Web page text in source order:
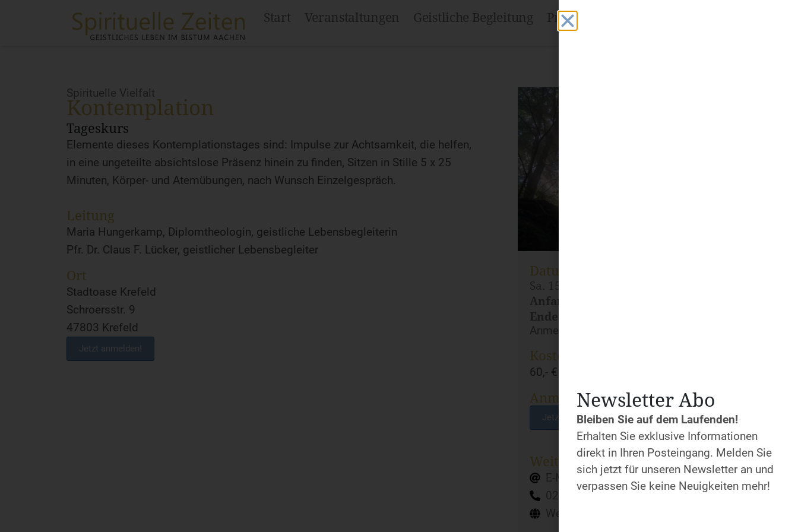
Start Veranstaltungen Geistliche Begleitung Projekte
Spirituelle Vielfalt
Kontemplation
Tageskurs
Elemente dieses Kontemplationstages sind: Impulse zur Achtsamkeit, die helfen,
in eine ungeteilte absichtslose Präsenz hinein zu finden, Sitzen in Stille 5 x 25
Minuten, Körper- und Atemübungen, nach Wunsch Einzelgespräch.
Leitung
Maria Hungerkamp, Diplomtheologin, geistliche Lebensbegleiterin
Pfr. Dr. Claus F. Lücker, geistlicher Lebensbegleiter
Ort
Stadtoase Krefeld
Schroersstr. 9
47803 Krefeld
Jetzt anmelden!
Datum und Uhrzeit
Sa. 15.06.2024
Anfang:
Ende:
Anmeldeschluss: 07.06.2024
Kosten
60,- € inkl. Verpflegung
Anmeldung
Jetzt anmelden!
Weiter Infos & Auskunft
E-Mail
02151 755862
Webseite
Newsletter Abo
Bleiben Sie auf dem Laufenden!
Erhalten Sie exklusive Informationen
direkt in Ihren Posteingang. Melden Sie
sich jetzt für unseren Newsletter an und
verpassen Sie keine Neuigkeiten mehr!